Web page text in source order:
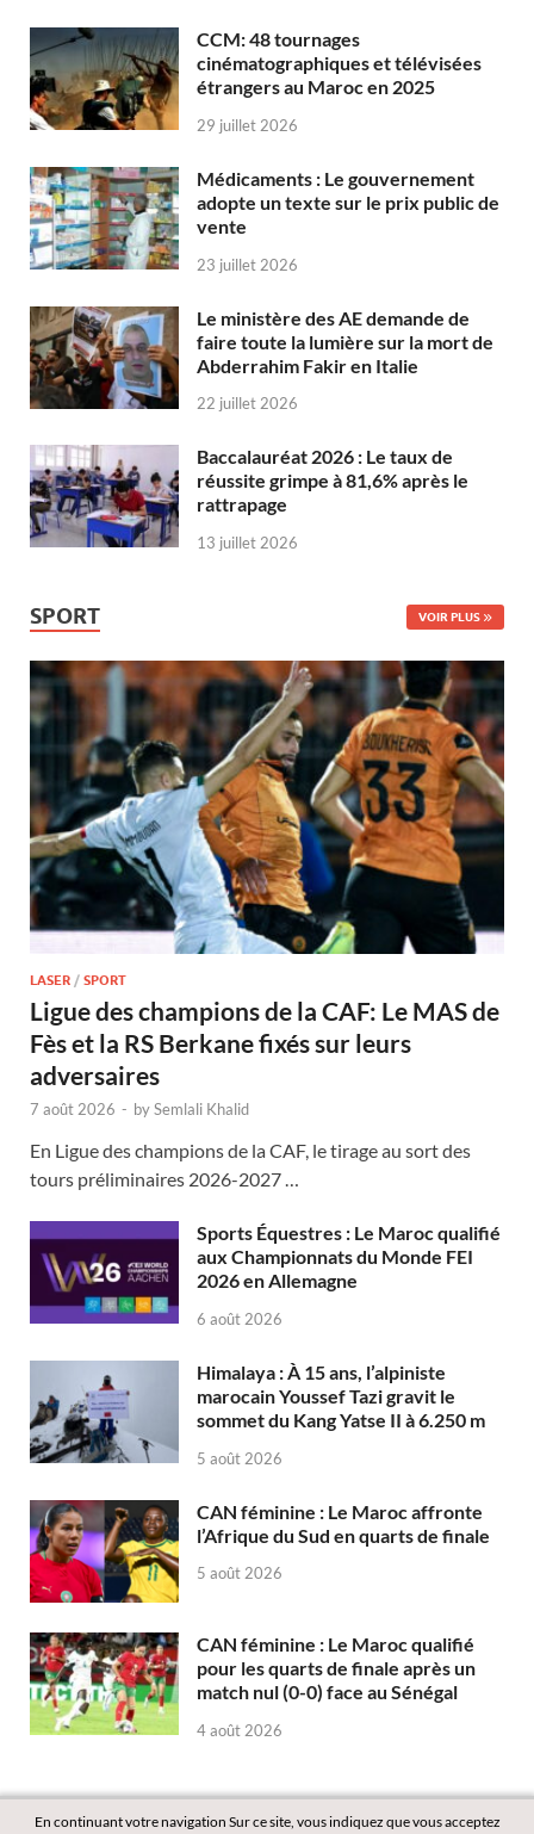
CCM: 48 tournages
cinématographiques et télévisées
étrangers au Maroc en 2025
29 juillet 2026
Médicaments : Le gouvernement
adopte un texte sur le prix public de
vente
23 juillet 2026
Le ministère des AE demande de
faire toute la lumière sur la mort de
Abderrahim Fakir en Italie
22 juillet 2026
Baccalauréat 2026 : Le taux de
réussite grimpe à 81,6% après le
rattrapage
13 juillet 2026
SPORT VOIR PLUS
LASER / SPORT
Ligue des champions de la CAF: Le MAS de
Fès et la RS Berkane fixés sur leurs
adversaires
7 août 2026 - bySemlali Khalid
En Ligue des champions de la CAF, le tirage au sort des
tours préliminaires 2026-2027 …
Sports Équestres : Le Maroc qualifié
aux Championnats du Monde FEI
2026 en Allemagne
6 août 2026
Himalaya : À 15 ans, l’alpiniste
marocain Youssef Tazi gravit le
sommet du Kang Yatse II à 6.250 m
5 août 2026
CAN féminine : Le Maroc affronte
l’Afrique du Sud en quarts de finale
5 août 2026
CAN féminine : Le Maroc qualifié
pour les quarts de finale après un
match nul (0-0) face au Sénégal
4 août 2026
En continuant votre navigation Sur ce site, vous indiquez que vous acceptez